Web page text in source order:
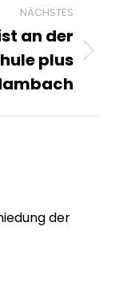
NÄCHSTES
an der
plus
der